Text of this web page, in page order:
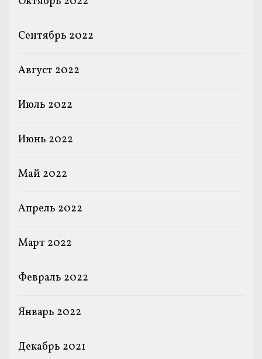
Сентябрь 2022
Август 2022
Июль 2022
Июнь 2022
Май 2022
Апрель 2022
Март 2022
Февраль 2022
Январь 2022
Декабрь 2021